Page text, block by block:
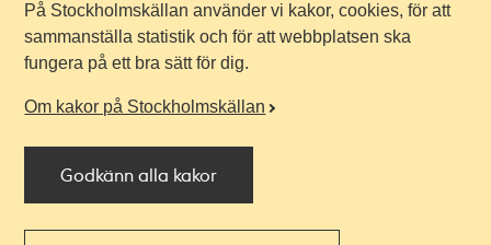
På Stockholmskällan använder vi kakor, cookies, för att
sammanställa statistik och för att webbplatsen ska
fungera på ett bra sätt för dig.
Om kakor på Stockholmskällan
Godkänn alla kakor